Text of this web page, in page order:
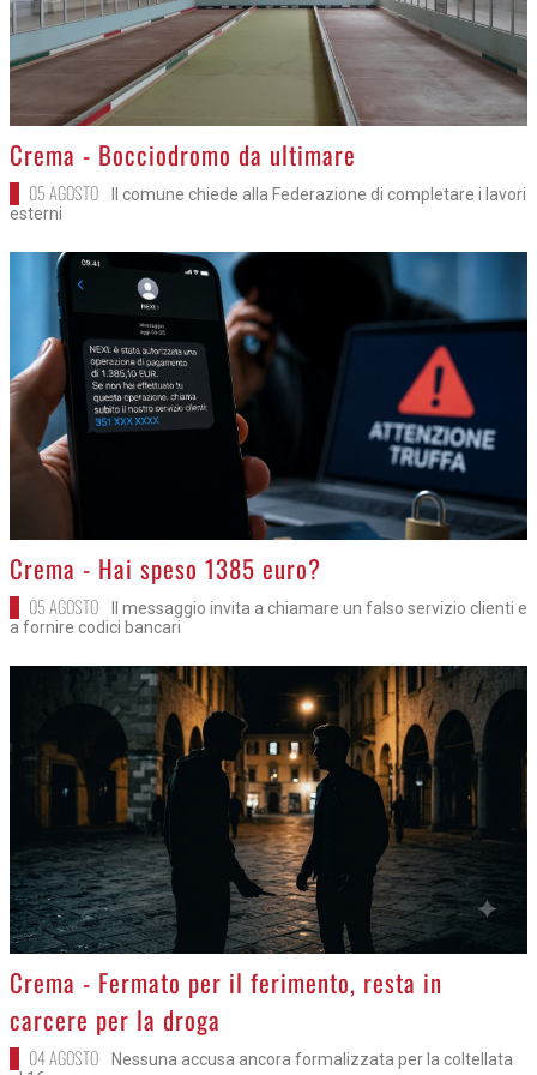
>
Crema - Bocciodromo da ultimare
05 AGOSTO
Il comune chiede alla Federazione di completare i lavori
esterni
>
Crema - Hai speso 1385 euro?
05 AGOSTO
Il messaggio invita a chiamare un falso servizio clienti e
a fornire codici bancari
>
Crema - Fermato per il ferimento, resta in
carcere per la droga
04 AGOSTO
Nessuna accusa ancora formalizzata per la coltellata